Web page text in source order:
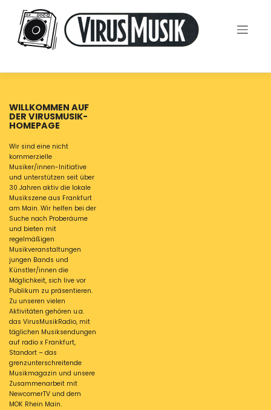
content
WILLKOMMEN AUF
DER VIRUSMUSIK-
HOMEPAGE
Wir sind eine nicht
kommerzielle
Musiker/innen-Initiative
und unterstützen seit über
30 Jahren aktiv die lokale
Musikszene aus Frankfurt
am Main. Wir helfen bei der
Suche nach Proberäume
und bieten mit
regelmäßigen
Musikveranstaltungen
jungen Bands und
Künstler/innen die
Möglichkeit, sich live vor
Publikum zu präsentieren.
Zu unseren vielen
Aktivitäten gehören u.a.
das VirusMusikRadio, mit
täglichen Musiksendungen
auf radio x Frankfurt,
Standort – das
grenzunterschreitende
Musikmagazin und unsere
Zusammenarbeit mit
NewcomerTV und dem
MOK Rhein Main.